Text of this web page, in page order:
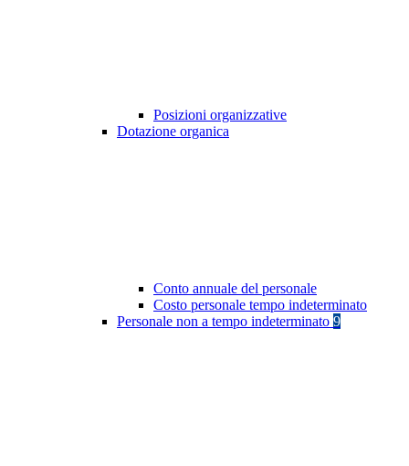
Posizioni organizzative
Dotazione organica
Conto annuale del personale
Costo personale tempo indeterminato
Personale non a tempo indeterminato 9